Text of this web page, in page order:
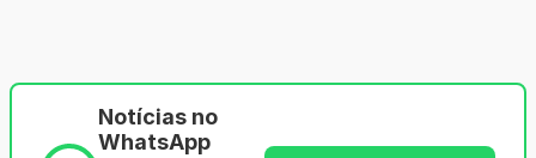
Notícias no
WhatsApp